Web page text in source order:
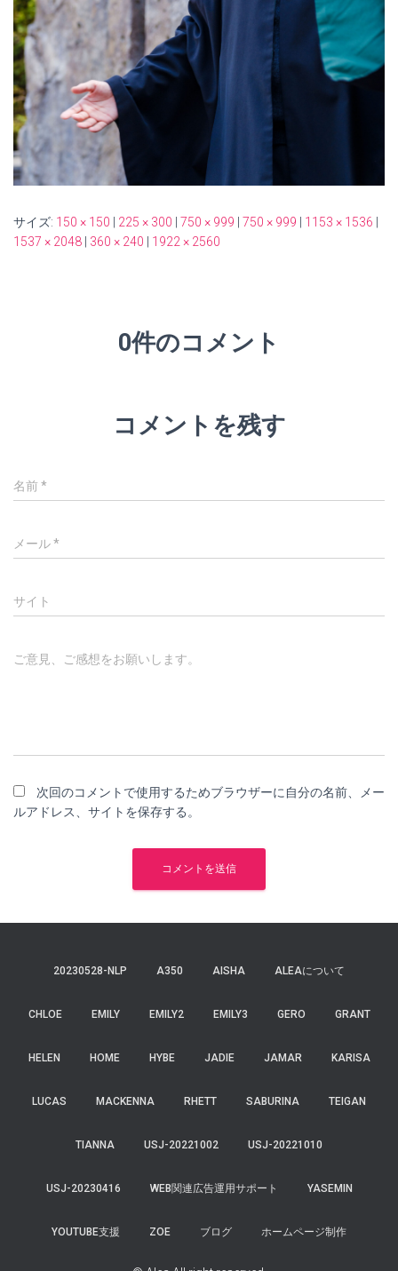
サイズ: 150 × 150 225 × 300 750 × 999 750 × 999 1153 × 1536
1537 × 2048
360 × 240 1922 × 2560
0件のコメント
コメントを残す
名前*
メール*
サイト
ご意見、ご感想をお願いします。
次回のコメントで使用するためブラウザーに自分の名前、メー
ルアドレス、サイトを保存する。
20230528-NLP A350 AISHA ALEAについて
CHLOE EMILY EMILY2 EMILY3 GERO GRANT
HELEN HOME HYBE JADIE JAMAR KARISA
LUCAS MACKENNA RHETT SABURINA TEIGAN
TIANNA USJ-20221002 USJ-20221010
USJ-20230416 WEB関連広告運用サポート YASEMIN
YOUTUBE支援 ZOE ブログ ホームページ制作